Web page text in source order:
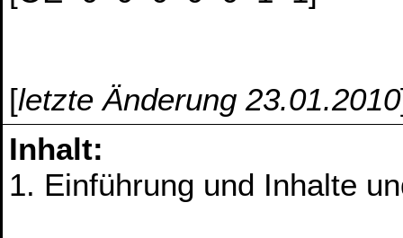
[letzte Änderung 23.01.2010
Inhalt:
1. Einführung und Inhalte